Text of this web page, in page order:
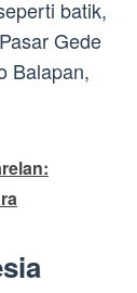
batik,
Gede
Balapan,